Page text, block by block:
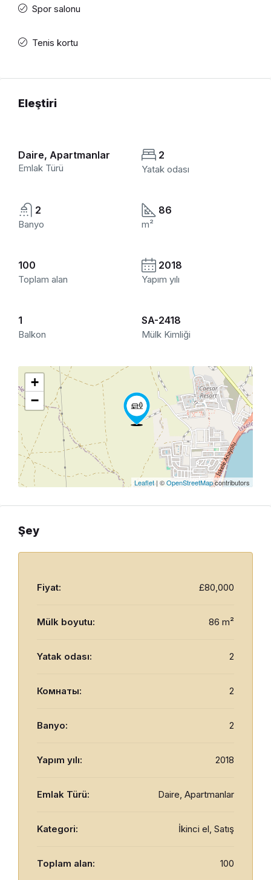
Spor salonu
Tenis kortu
Eleştiri
Daire, Apartmanlar
Emlak Türü
2
Yatak odası
2
Banyo
86
m²
100
Toplam alan
2018
Yapım yılı
1
Balkon
SA-2418
Mülk Kimliği
+
−
Leaflet | ©OpenStreetMapcontributors
Şey
Fiyat: £80,000
Mülk boyutu: 86 m²
Yatak odası: 2
Комнаты: 2
Banyo: 2
Yapım yılı: 2018
Emlak Türü: Daire, Apartmanlar
Kategori: İkinci el, Satış
Toplam alan: 100